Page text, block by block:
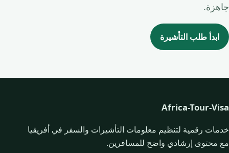
جاهزة.
ابدأ طلب التأشيرة
Africa-Tour-Visa
خدمات رقمية لتنظيم معلومات التأشيرات والسفر في أفريقيا
مع محتوى إرشادي واضح للمسافرين.